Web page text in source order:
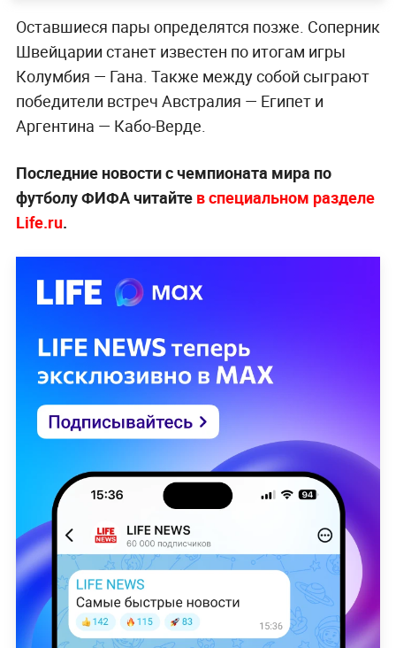
Оставшиеся пары определятся позже. Соперник
Швейцарии станет известен по итогам игры
Колумбия — Гана. Также между собой сыграют
победители встреч Австралия — Египет и
Аргентина — Кабо-Верде.
Последние новости с чемпионата мира по
футболу ФИФА читайте в специальном разделе
Life.ru.